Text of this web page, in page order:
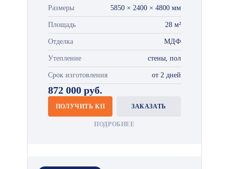
Размеры 5850 × 2400 × 4800 мм
Площадь 28 м²
Отделка МДФ
Утепление стены, пол
Срок изготовления от 2 дней
872 000 руб.
ПОЛУЧИТЬ КП ЗАКАЗАТЬ
ПОДРОБНЕЕ